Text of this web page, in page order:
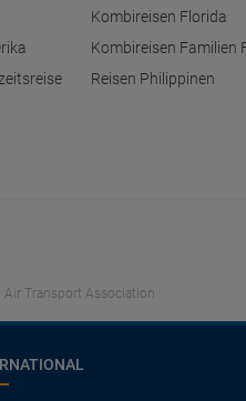
Kombireisen Florida
Kombireisen Familien
Reisen Philippinen
Transport Association